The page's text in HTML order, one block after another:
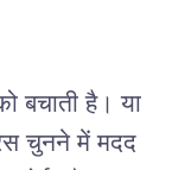
बचाती है। या
चुनने में मदद